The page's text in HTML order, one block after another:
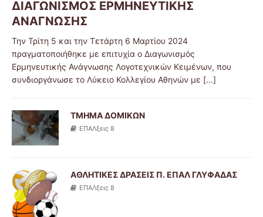
ΔΙΑΓΩΝΙΣΜΟΣ ΕΡΜΗΝΕΥΤΙΚΗΣ
ΑΝΑΓΝΩΣΗΣ
Την Τρίτη 5 και την Τετάρτη 6 Μαρτίου 2024
πραγματοποιήθηκε με επιτυχία ο Διαγωνισμός
Ερμηνευτικής Ανάγνωσης Λογοτεχνικών Κειμένων, που
συνδιοργάνωσε το Λύκειο Κολλεγίου Αθηνών με [...]
ΤΜΗΜΑ ΔΟΜΙΚΩΝ
ΕΠΑΛξεις 8
ΑΘΛΗΤΙΚΕΣ ΔΡΑΣΕΙΣ Π. ΕΠΑΛ ΓΛΥΦΑΔΑΣ
ΕΠΑΛξεις 8